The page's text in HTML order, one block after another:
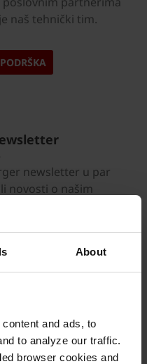
About
and ads, to
to analyze our traffic.
browser cookies and
naš tehnički tim.
newsletter u par
novosti o našim
artikli